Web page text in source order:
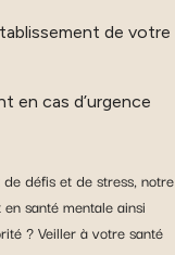
de votre
en cas d’urgence
de défis et de stress, notre
santé mentale ainsi
? Veiller à votre santé